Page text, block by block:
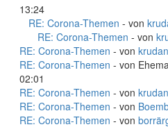
13:24
RE: Corona-Themen - von
RE: Corona-Themen - von
RE: Corona-Themen - von krudan
RE: Corona-Themen - von
02:01
RE: Corona-Themen - von krudan
RE: Corona-Themen - von
RE: Corona-Themen - von